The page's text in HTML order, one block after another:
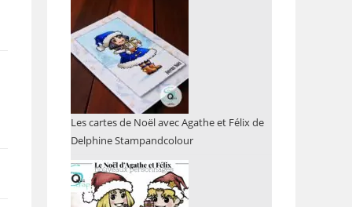
Les cartes de Noël avec Agathe et Félix de
Delphine Stampandcolour